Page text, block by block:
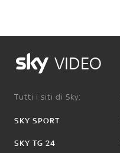
VIDEO
Tutti i siti di Sky:
SKY SPORT
SKY TG 24